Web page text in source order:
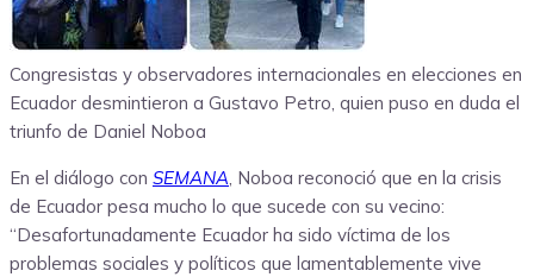
Congresistas y observadores internacionales en elecciones en
Ecuador desmintieron a Gustavo Petro, quien puso en duda el
triunfo de Daniel Noboa
En el diálogo con SEMANA, Noboa reconoció que en la crisis
de Ecuador pesa mucho lo que sucede con su vecino:
“Desafortunadamente Ecuador ha sido víctima de los
problemas sociales y políticos que lamentablemente vive